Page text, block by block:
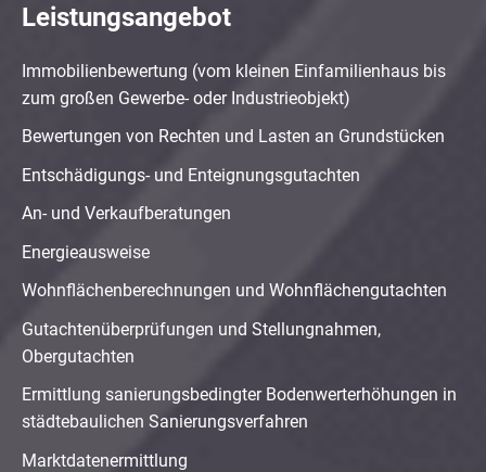
Leistungsangebot
Immobilienbewertung (vom kleinen Einfamilienhaus bis
zum großen Gewerbe- oder Industrieobjekt)
Bewertungen von Rechten und Lasten an Grundstücken
Entschädigungs- und Enteignungsgutachten
An- und Verkaufberatungen
Energieausweise
Wohnflächenberechnungen und Wohnflächengutachten
Gutachtenüberprüfungen und Stellungnahmen,
Obergutachten
Ermittlung sanierungsbedingter Bodenwerterhöhungen in
städtebaulichen Sanierungsverfahren
Marktdatenermittlung